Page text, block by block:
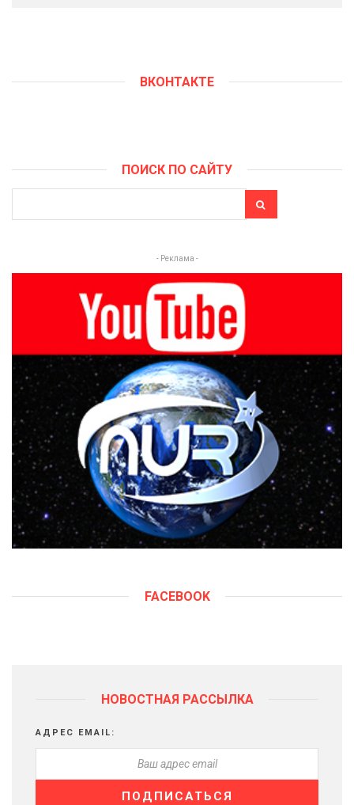
ВКОНТАКТЕ
ПОИСК ПО САЙТУ
- Реклама -
FACEBOOK
НОВОСТНАЯ РАССЫЛКА
АДРЕС EMAIL: